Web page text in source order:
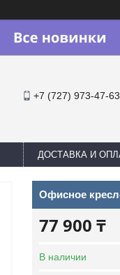
+7 (727) 973-47-63
ДОСТАВКА И
Офисное
77 900 ₸
В наличии